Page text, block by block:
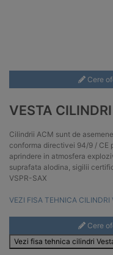
Cere
VESTA
Cilindrii ACM sunt de
conforma directivei 94/9 / CE
aprindere in atmosfera
suprafata alodina, sigilii
VSPR-SAX
VEZI FISA TEHNICA
Cere
Vezi fisa tehnica cilindri